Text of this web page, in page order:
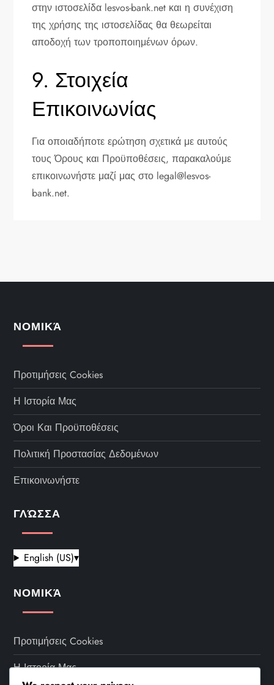
στην ιστοσελίδα lesvos-bank.net και η συνέχιση
της χρήσης της ιστοσελίδας θα θεωρείται
αποδοχή των τροποποιημένων όρων.
9. Στοιχεία
Επικοινωνίας
Για οποιαδήποτε ερώτηση σχετικά με αυτούς
τους Όρους και Προϋποθέσεις, παρακαλούμε
επικοινωνήστε μαζί μας στο legal@lesvos-
bank.net.
ΝΟΜΙΚΆ
Προτιμήσεις Cookies
Η Ιστορία Μας
Όροι Και Προϋποθέσεις
Πολιτική Προστασίας Δεδομένων
Επικοινωνήστε
ΓΛΏΣΣΑ
English (US)▾
ΝΟΜΙΚΆ
Προτιμήσεις Cookies
Η Ιστορία Μας